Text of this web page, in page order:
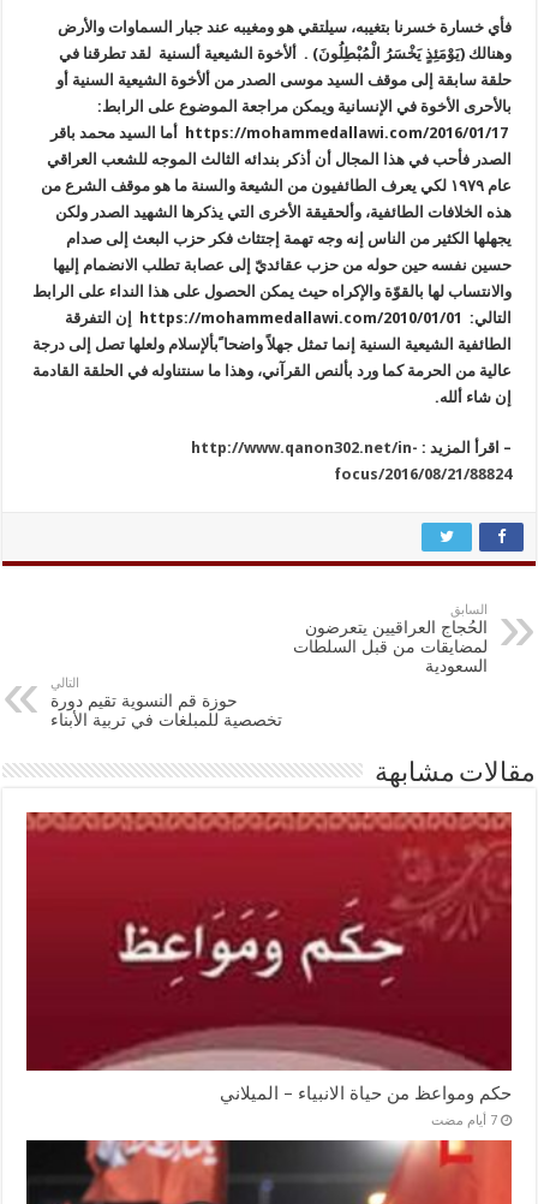
فأي خسارة خسرنا بتغيبه، سيلتقي هو ومغيبه عند جبار السماوات والأرض
وهنالك (يَوْمَئِذٍ يَخْسَرُ الْمُبْطِلُونَ) . ألأخوة الشيعية ألسنية لقد تطرقنا في
حلقة سابقة إلى موقف السيد موسى الصدر من ألأخوة الشيعية السنية أو
بالأحرى الأخوة في الإنسانية ويمكن مراجعة الموضوع على الرابط:
https://mohammedallawi.com/2016/01/17 أما السيد محمد باقر
الصدر فأحب في هذا المجال أن أذكر بندائه الثالث الموجه للشعب العراقي
عام ١٩٧٩ لكي يعرف الطائفيون من الشيعة والسنة ما هو موقف الشرع من
هذه الخلافات الطائفية، وألحقيقة الأخرى التي يذكرها الشهيد الصدر ولكن
يجهلها الكثير من الناس إنه وجه تهمة إجتثاث فكر حزب البعث إلى صدام
حسين نفسه حين حوله من حزب عقائديّ إلى عصابة تطلب الانضمام إليها
والانتساب لها بالقوّة والإكراه حيث يمكن الحصول على هذا النداء على الرابط
التالي: https://mohammedallawi.com/2010/01/01 إن التفرقة
الطائفية الشيعية السنية إنما تمثل جهلاً واضحا ًبألإسلام ولعلها تصل إلى درجة
عالية من الحرمة كما ورد بألنص القرآني، وهذا ما سنتناوله في الحلقة القادمة
إن شاء ألله.
– اقرأ المزيد : http://www.qanon302.net/in-
focus/2016/08/21/88824
السابق
الحُجاج العراقيين يتعرضون
لمضايقات من قبل السلطات
السعودية
التالي
حوزة قم النسوية تقيم دورة
تخصصية للمبلغات في تربية الأبناء
مقالات مشابهة
حكم ومواعظ من حياة الانبياء – الميلاني
‏7 أيام مضت